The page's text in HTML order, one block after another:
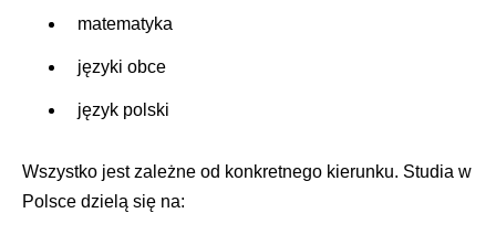
matematyka
języki obce
język polski
Wszystko jest zależne od konkretnego kierunku. Studia w
Polsce dzielą się na: